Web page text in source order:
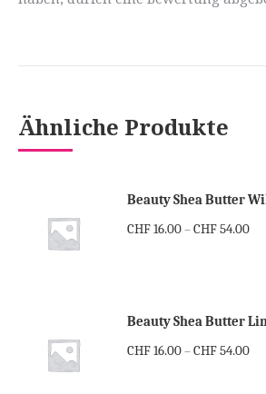
Ähnliche Produkte
Beauty Shea Butter
CHF16.00–CHF54.00
Beauty Shea Butter
CHF16.00–CHF54.00